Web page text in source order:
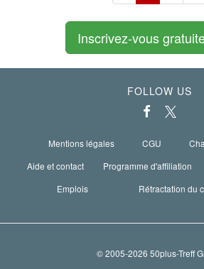
Inscrivez-vous
FOLLOW US
Mentions légales CGU
Aide et contact
Programme d'affiliation
Emplois
Rétractation du
© 2005-2026 50plus-Treff